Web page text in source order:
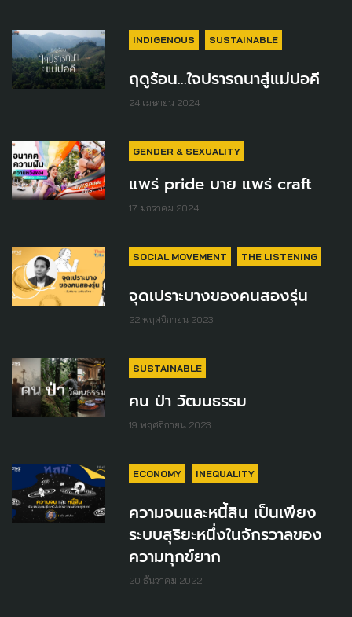
INDIGENOUS SUSTAINABLE
ฤดูร้อน...ใจปรารถนาสู่แม่ปอคี
24 เมษายน 2024
GENDER & SEXUALITY
แพร่ pride บาย แพร่ craft
17 มกราคม 2024
SOCIAL MOVEMENT THE LISTENING
จุดเปราะบางของคนสองรุ่น
22 พฤศจิกายน 2023
SUSTAINABLE
คน ป่า วัฒนธรรม
19 พฤศจิกายน 2023
ECONOMY INEQUALITY
ความจนและหนี้สิน เป็นเพียง
ระบบสุริยะหนึ่งในจักรวาลของ
ความทุกข์ยาก
20 ธันวาคม 2022